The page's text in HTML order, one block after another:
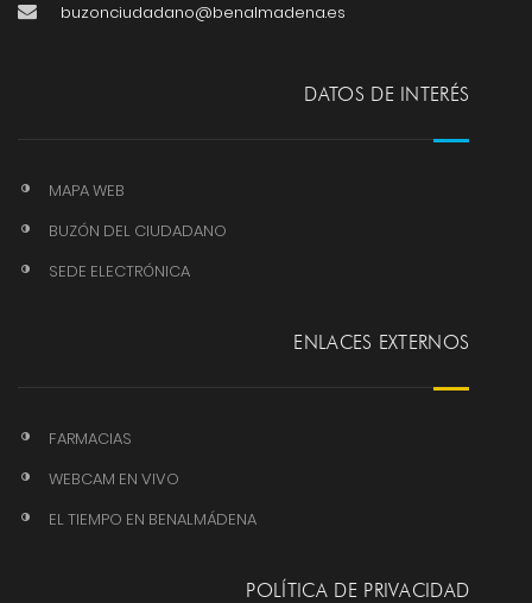
buzonciudadano@benalmadena.es
DATOS DE INTERÉS
MAPA WEB
BUZÓN DEL CIUDADANO
SEDE ELECTRÓNICA
ENLACES EXTERNOS
FARMACIAS
WEBCAM EN VIVO
EL TIEMPO EN BENALMÁDENA
POLÍTICA DE PRIVACIDAD